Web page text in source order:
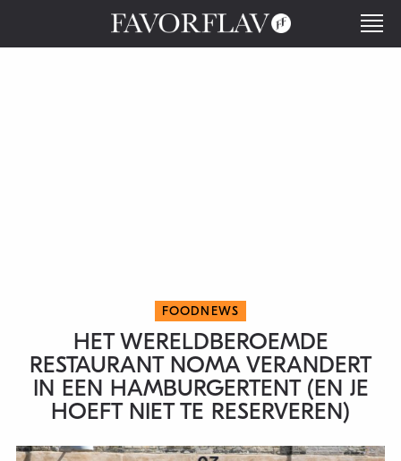
FOODNEWS
HET WERELDBEROEMDE
RESTAURANT NOMA VERANDERT
IN EEN HAMBURGERTENT (EN JE
HOEFT NIET TE RESERVEREN)